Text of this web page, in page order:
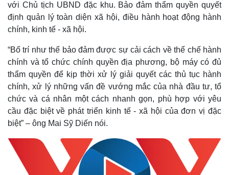
Thế giới
Quan sát
Cuộc sống đó đây
Hồ sơ
Multimedia
Video
Ảnh
E-Magazine
Infographic
với Chủ tịch UBND đặc khu. Bảo đảm thẩm quyền quyết
định quản lý toàn diện xã hội, điều hành hoạt động hành
chính, kinh tế - xã hội.
“Bố trí như thế bảo đảm được sự cải cách về thể chế hành
chính và tổ chức chính quyền địa phương, bộ máy có đủ
thẩm quyền để kịp thời xử lý giải quyết các thủ tục hành
chính, xử lý những vấn đề vướng mắc của nhà đầu tư, tổ
chức và cá nhân một cách nhanh gọn, phù hợp với yêu
cầu đặc biệt về phát triển kinh tế - xã hội của đơn vị đặc
biệt” – ông Mai Sỹ Diến nói.